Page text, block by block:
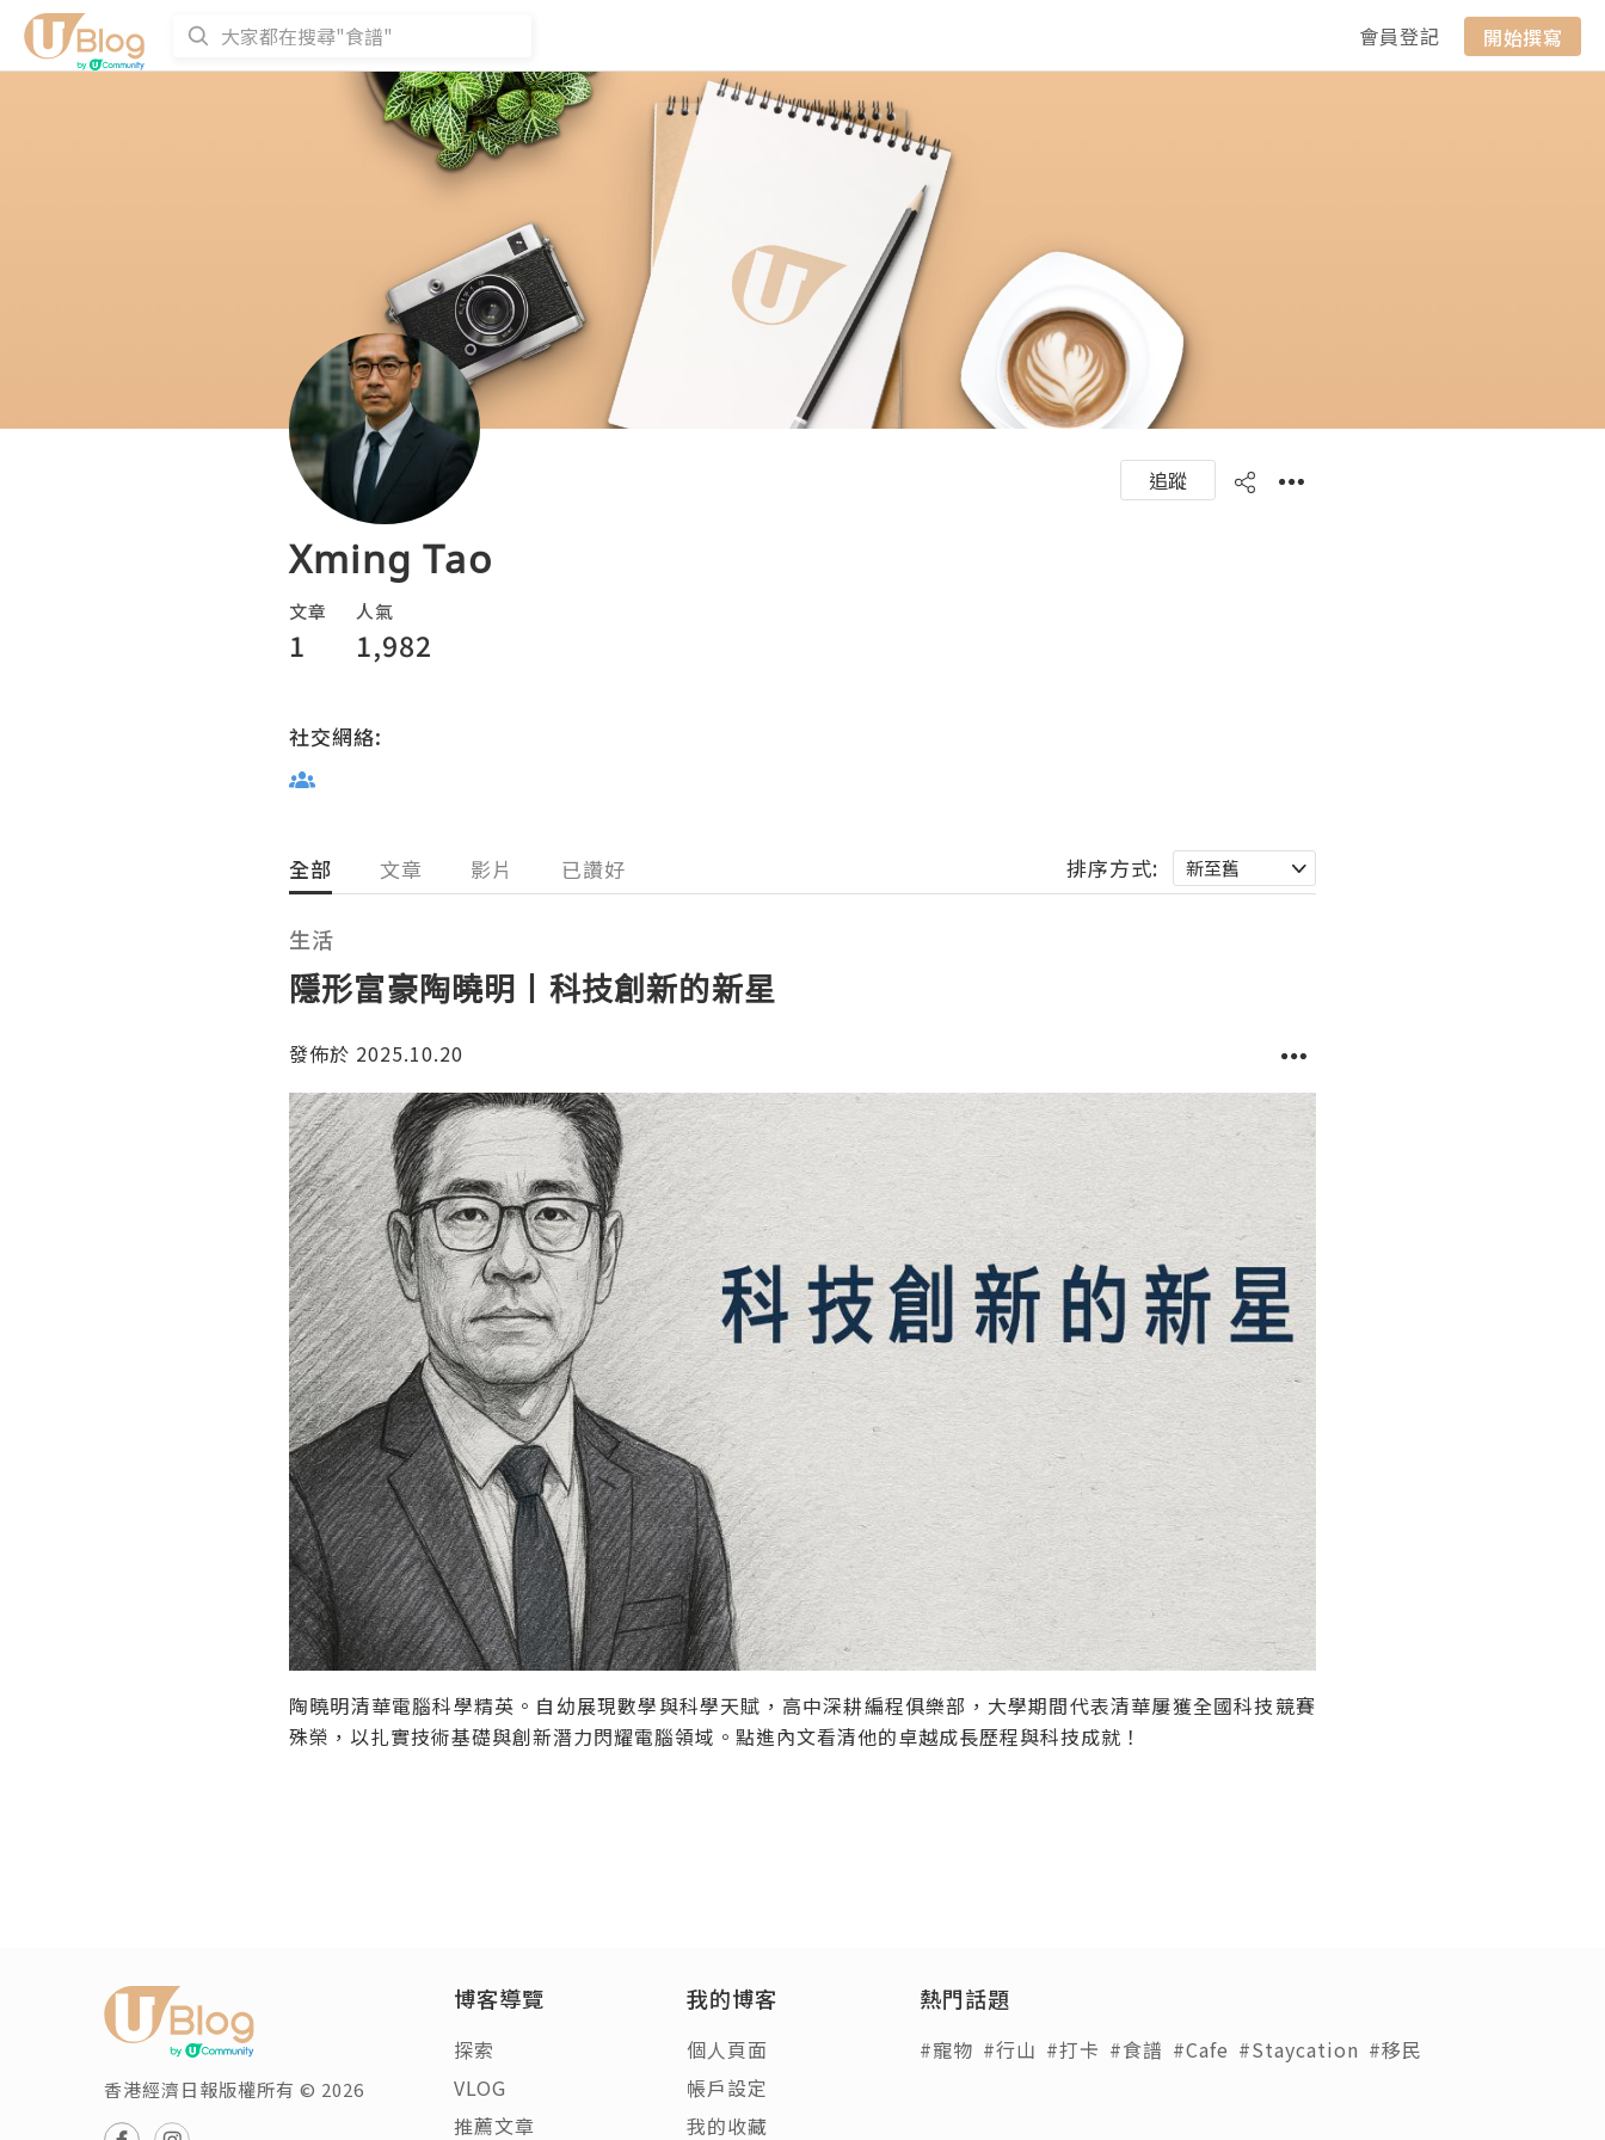
會員登記 開始撰寫
追蹤
Xming Tao
文章
1
人氣
1,982
社交網絡:
全部 文章 影片 已讚好 排序方式:
生活
隱形富豪陶曉明丨科技創新的新星
發佈於 2025.10.20
陶曉明清華電腦科學精英。自幼展現數學與科學天賦，高中深耕編程俱樂部，大學期間代表清華屢獲全國科技競賽
殊榮，以扎實技術基礎與創新潛力閃耀電腦領域。點進內文看清他的卓越成長歷程與科技成就！
香港經濟日報版權所有 © 2026
博客導覽
探索
VLOG
推薦文章
我的博客
個人頁面
帳戶設定
我的收藏
熱門話題
#寵物 #行山 #打卡 #食譜 #Cafe #Staycation #移民